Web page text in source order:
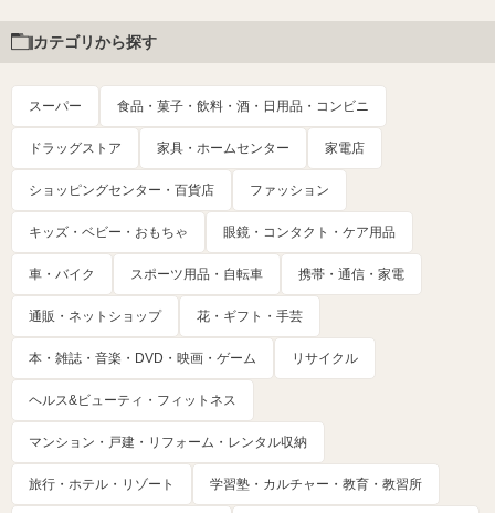
カテゴリから探す
スーパー 食品・菓子・飲料・酒・日用品・コンビニ
ドラッグストア 家具・ホームセンター 家電店
ショッピングセンター・百貨店 ファッション
キッズ・ベビー・おもちゃ 眼鏡・コンタクト・ケア用品
車・バイク スポーツ用品・自転車 携帯・通信・家電
通販・ネットショップ 花・ギフト・手芸
本・雑誌・音楽・DVD・映画・ゲーム リサイクル
ヘルス&ビューティ・フィットネス
マンション・戸建・リフォーム・レンタル収納
旅行・ホテル・リゾート 学習塾・カルチャー・教育・教習所